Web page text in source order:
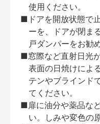
使用ください。
■ドアを開放状態で
ーを、ドアが閉ま
戸ダンパーをお勧
■窓際など直射日光
表面の日焼けによ
テンやブラインド
てください。
■扉に油分や薬品な
い。しみや変色の